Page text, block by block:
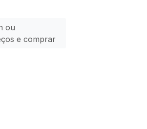
ou
e comprar